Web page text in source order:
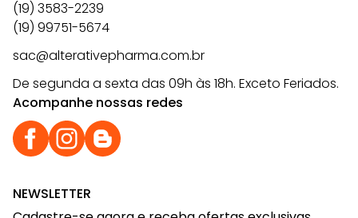
(19) 3583-2239
(19) 99751-5674
sac@alterativepharma.com.br
De segunda a sexta das 09h às 18h. Exceto Feriados.
Acompanhe nossas redes
NEWSLETTER